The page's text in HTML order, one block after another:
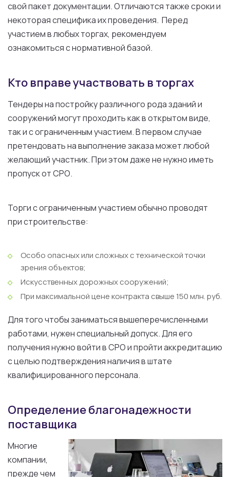
свой пакет документации. Отличаются также сроки и
некоторая специфика их проведения. Перед
участием в любых торгах, рекомендуем
ознакомиться с нормативной базой.
Кто вправе участвовать в торгах
Тендеры на постройку различного рода зданий и
сооружений могут проходить как в открытом виде,
так и с ограниченным участием. В первом случае
претендовать на выполнение заказа может любой
желающий участник. При этом даже не нужно иметь
пропуск от СРО.
Торги с ограниченным участием обычно проводят
при строительстве:
Особо опасных или сложных с технической точки
зрения объектов;
Искусственных дорожных сооружений;
При максимальной цене контракта свыше 150 млн. руб.
Для того чтобы заниматься вышеперечисленными
работами, нужен специальный допуск. Для его
получения нужно войти в СРО и пройти аккредитацию
с целью подтверждения наличия в штате
квалифицированного персонала.
Определение благонадежности
поставщика
Многие
компании,
прежде чем